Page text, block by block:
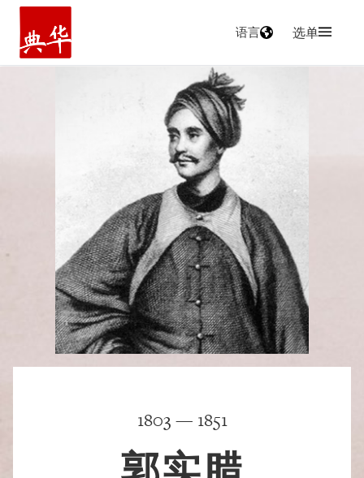
主页
语言 选单
1803 — 1851